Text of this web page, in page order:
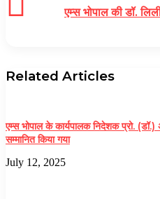
एम्स भोपाल की डॉ.
Related Articles
एम्स भोपाल के कार्यपालक निदेशक प्रो.
सम्मानित किया गया
July 12, 2025